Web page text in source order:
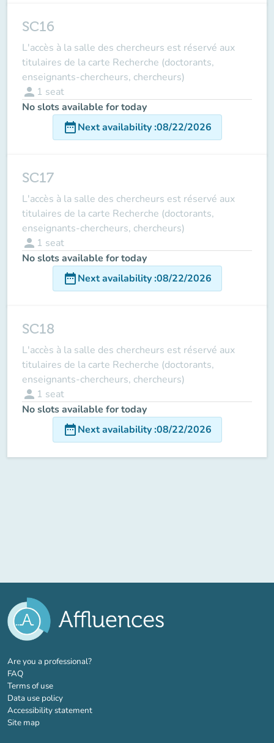
SC16
L'accès à la salle des chercheurs est réservé aux
titulaires de la carte Recherche (doctorants,
enseignants-chercheurs, chercheurs)
person 1 seat
No slots available for today
date_rangeNext availability:08/22/2026
SC17
L'accès à la salle des chercheurs est réservé aux
titulaires de la carte Recherche (doctorants,
enseignants-chercheurs, chercheurs)
person 1 seat
No slots available for today
date_rangeNext availability:08/22/2026
SC18
L'accès à la salle des chercheurs est réservé aux
titulaires de la carte Recherche (doctorants,
enseignants-chercheurs, chercheurs)
person 1 seat
No slots available for today
date_rangeNext availability:08/22/2026
Are you a professional?(new tab)
FAQ
Terms of use
Data use policy
Accessibility statement
Site map